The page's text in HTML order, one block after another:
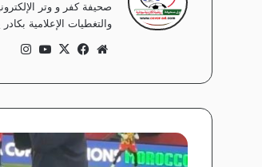
صحيفة كفر و وتر
والتغطيات الإعلامية
موق
الوي
ب
في
وك
‫X
‫Yo
ub
e
ام
ل
ق